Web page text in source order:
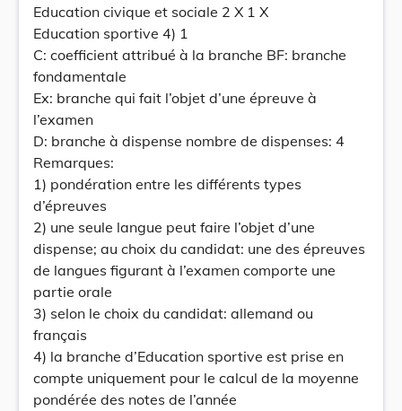
Education civique et sociale 2 X 1 X
Education sportive 4) 1
C: coefficient attribué à la branche BF: branche
fondamentale
Ex: branche qui fait l’objet d’une épreuve à
l’examen
D: branche à dispense nombre de dispenses: 4
Remarques:
1) pondération entre les différents types
d’épreuves
2) une seule langue peut faire l’objet d’une
dispense; au choix du candidat: une des épreuves
de langues figurant à l’examen comporte une
partie orale
3) selon le choix du candidat: allemand ou
français
4) la branche d’Education sportive est prise en
compte uniquement pour le calcul de la moyenne
pondérée des notes de l’année